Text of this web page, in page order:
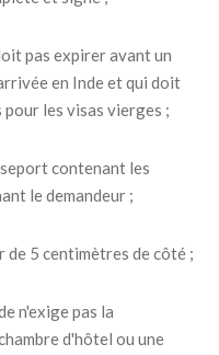
pas expirer avant un
en Inde et qui doit
les visas vierges ;
contenant les
le demandeur ;
5 centimètres de côté ;
n'exige pas la
d'hôtel ou une